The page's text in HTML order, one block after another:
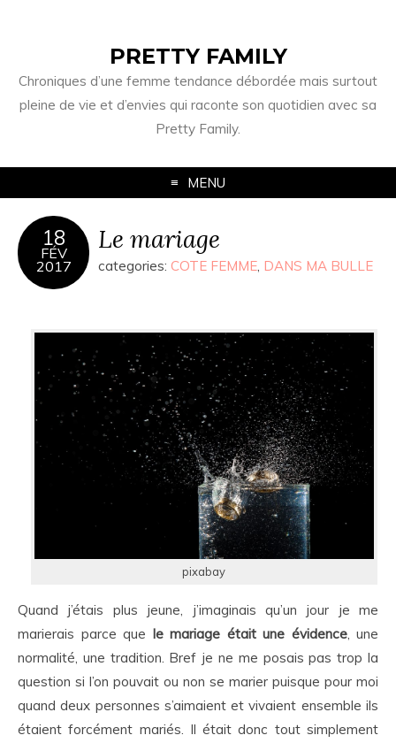
PRETTY FAMILY
Chroniques d’une femme tendance débordée mais surtout
pleine de vie et d’envies qui raconte son quotidien avec sa
Pretty Family.
MENU
18
FÉV
2017
Le mariage
categories: COTE FEMME, DANS MA BULLE
pixabay
Quand j’étais plus jeune, j’imaginais qu’un jour je me
marierais parce que le mariage était une évidence, une
normalité, une tradition. Bref je ne me posais pas trop la
question si l’on pouvait ou non se marier puisque pour moi
quand deux personnes s’aimaient et vivaient ensemble ils
étaient forcément mariés. Il était donc tout simplement